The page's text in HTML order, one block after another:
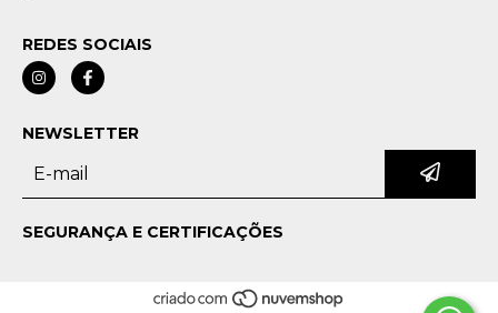
REDES SOCIAIS
NEWSLETTER
SEGURANÇA E CERTIFICAÇÕES